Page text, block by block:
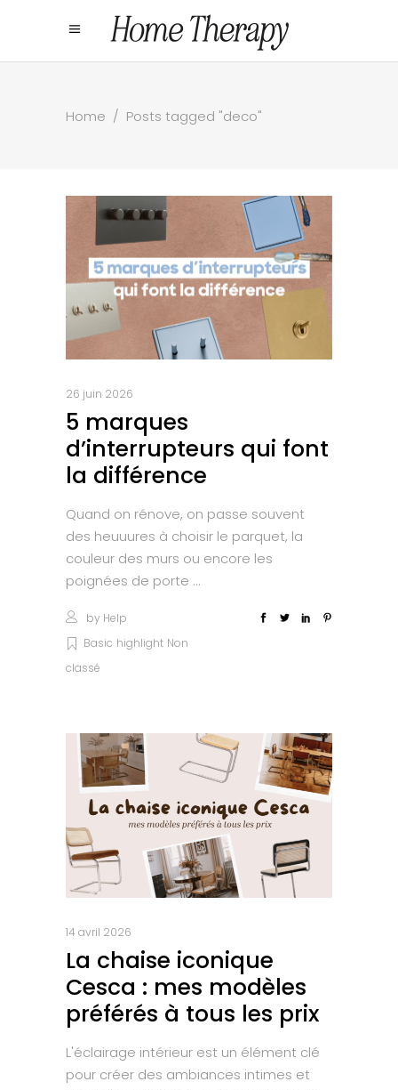
Home / Posts tagged "deco"
26 juin 2026
5 marques
d’interrupteurs qui font
la différence
Quand on rénove, on passe souvent
des heuuures à choisir le parquet, la
couleur des murs ou encore les
poignées de porte
by Help
Basic highlight Non
classé
14 avril 2026
La chaise iconique
Cesca : mes modèles
préférés à tous les prix
L'éclairage intérieur est un élément clé
pour créer des ambiances intimes et